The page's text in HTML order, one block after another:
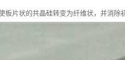
片状的共晶硅转变为纤维状，并消除